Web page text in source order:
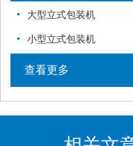
大型立式包装机
小型立式包装机
查看更多